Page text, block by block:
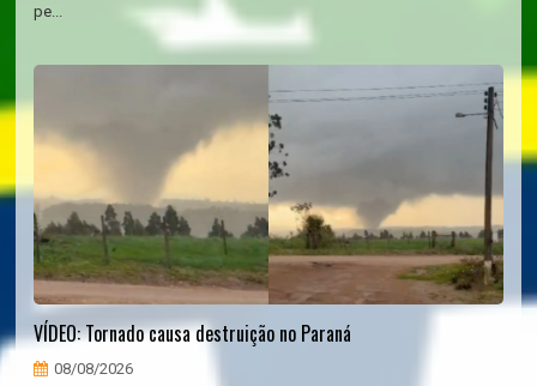
pe...
VÍDEO: Tornado causa destruição no Paraná
08/08/2026